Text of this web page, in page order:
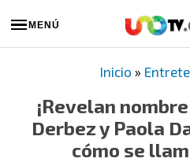
MENÚ
Inicio »
¡Revelan
Derbez y Paola
cómo se